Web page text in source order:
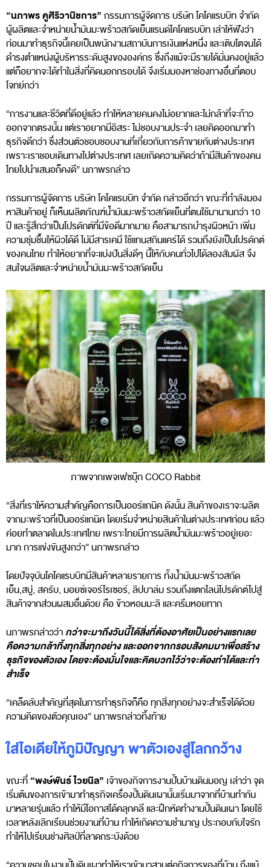
“นภาพร คูศิริวานิชการ” กรรมการผู้จัดการ บริษัท โคโคแรบบิท จำกัด
ผู้ผลิตและจำหน่ายน้ำมันมะพร้าวสกัดเย็นแรนด์โคโคแรบบิท เล่าให้ฟังว่า
ก่อนมาทำธุรกิจนี้เคยเป็นพนักงานสถาบันการเงินแห่งหนึ่ง และเติบโตจนได้
ดำรงตำแหน่งผู้บริหารระดับสูงขององค์กร ซึ่งถึงแม้จะมีรายได้มั่นคงอยู่แล้ว
แต่ก็อยากจะได้ทำในสิ่งที่คิดนอกกรอบได้ จึงเริ่มมองหาช่องทางอื่นที่ตอบ
โจทย์กว่า
“การงานและชีวิตที่ดีอยู่แล้ว ทำให้หลายคนคงไม่อยากและไม่กล้าที่จะก้าว
ออกจากตรงนั้น แต่เราอยากมีอิสระ ไม่ชอบงานประจำ เลยคิดออกมาทำ
ธุรกิจดีกว่า ซึ่งส่วนตัวชอบชอบงานที่เกี่ยวกับการค้าขายกับต่างประเทศ
เพราะเราชอบเดินทางไปต่างประเทศ เลยเกิดความคิดว่าถ้ามีสินค้าของคน
ไทยไปนำเสนอก็คงดี” นภาพรกล่าว
กรรมการผู้จัดการ บริษัท โคโคแรบบิท จำกัด กล่าวอีกว่า ขณะที่กำลังมอง
หาสินค้าอยู่ ก็เห็นผลิตภัณฑ์น้ำมันมะพร้าวสกัดเย็นที่ตนใช้มานานกว่า 10
ปี และรู้สึกว่าเป็นโปรดักต์ที่มีข้อดีมากมาย คือสามารถบำรุงผิวหน้า เพิ่ม
ความชุ่มชื้นให้ผิวได้ดี ไม่มีสารเคมี ใช้แทนสกินแคร์ได้ รวมถึงยังเป็นโปรดักต์
ของคนไทย ทำให้อยากที่จะแบ่งปันสิ่งดีๆ นี้ให้กับคนทั่วไปได้ลองสัมผัส จึง
สนใจผลิตและจำหน่ายน้ำมันมะพร้าวสกัดเย็น
ภาพจากเพจเฟซบุ๊ก COCO Rabbit
“สิ่งที่เราให้ความสำคัญคือการเป็นออร์แกนิค ดังนั้น สินค้าของเราจะผลิต
จากมะพร้าวที่เป็นออร์แกนิค โดยเริ่มจำหน่ายสินค้าในต่างประเทศก่อน แล้ว
ค่อยทำตลาดในประเทศไทย เพราะไทยมีการผลิตน้ำมันมะพร้าวอยู่เยอะ
มาก การแข่งขันสูงกว่า” นภาพรกล่าว
โดยปัจจุบันโคโคแรบบิทมีสินค้าหลายรายการ ทั้งน้ำมันมะพร้าวสกัด
เย็น,สบู่, สครับ, มอยซ์เจอร์ไรเซอร์, ลิปบาล์ม รวมถึงแตกไลน์โปรดักต์ไปสู่
สินค้าจากส่วนผสมอื่นด้วย คือ ข้าวหอมมะลิ และครีมหอยทาก
นภาพรกล่าวว่า กว่าจะมาถึงวันนี้ได้สิ่งที่ต้องอาศัยเป็นอย่างแรกเลย
คือความกล้าทิ้งทุกสิ่งทุกอย่าง และออกจากกรอบสังคมมาเพื่อสร้าง
ธุรกิจของตัวเอง โดยจะต้องมั่นใจและคิดบวกไว้ว่าจะต้องทำได้และทำ
สำเร็จ
“เคล็ดลับสำคัญที่สุดในการทำธุรกิจก็คือ ทุกสิ่งทุกอย่างจะสำเร็จได้ด้วย
ความคิดของตัวคุณเอง” นภาพรกล่าวทิ้งท้าย
ใส่ไอเดียให้ภูมิปัญญา พาตัวเองสู่โลกกว้าง
ขณะที่ “พงษ์พันธ์ ไวยนิล” เจ้าของกิจการงานปั้นบ้านดินมอญ เล่าว่า จุด
เริ่มต้นของการเข้ามาทำธุรกิจเครื่องปั้นดินเผานั้นเริ่มมาจากที่บ้านทำกัน
มาหลายรุ่นแล้ว ทำให้มีโอกาสได้คลุกคลี และฝึกหัดทำงานปั้นดินเผา โดยใช้
เวลาหลังเลิกเรียนช่วยงานที่บ้าน ทำให้เกิดความชำนาญ ประกอบกับใจรัก
ทำให้ไปเรียนช่างศิลป์ที่ลาดกระบังด้วย